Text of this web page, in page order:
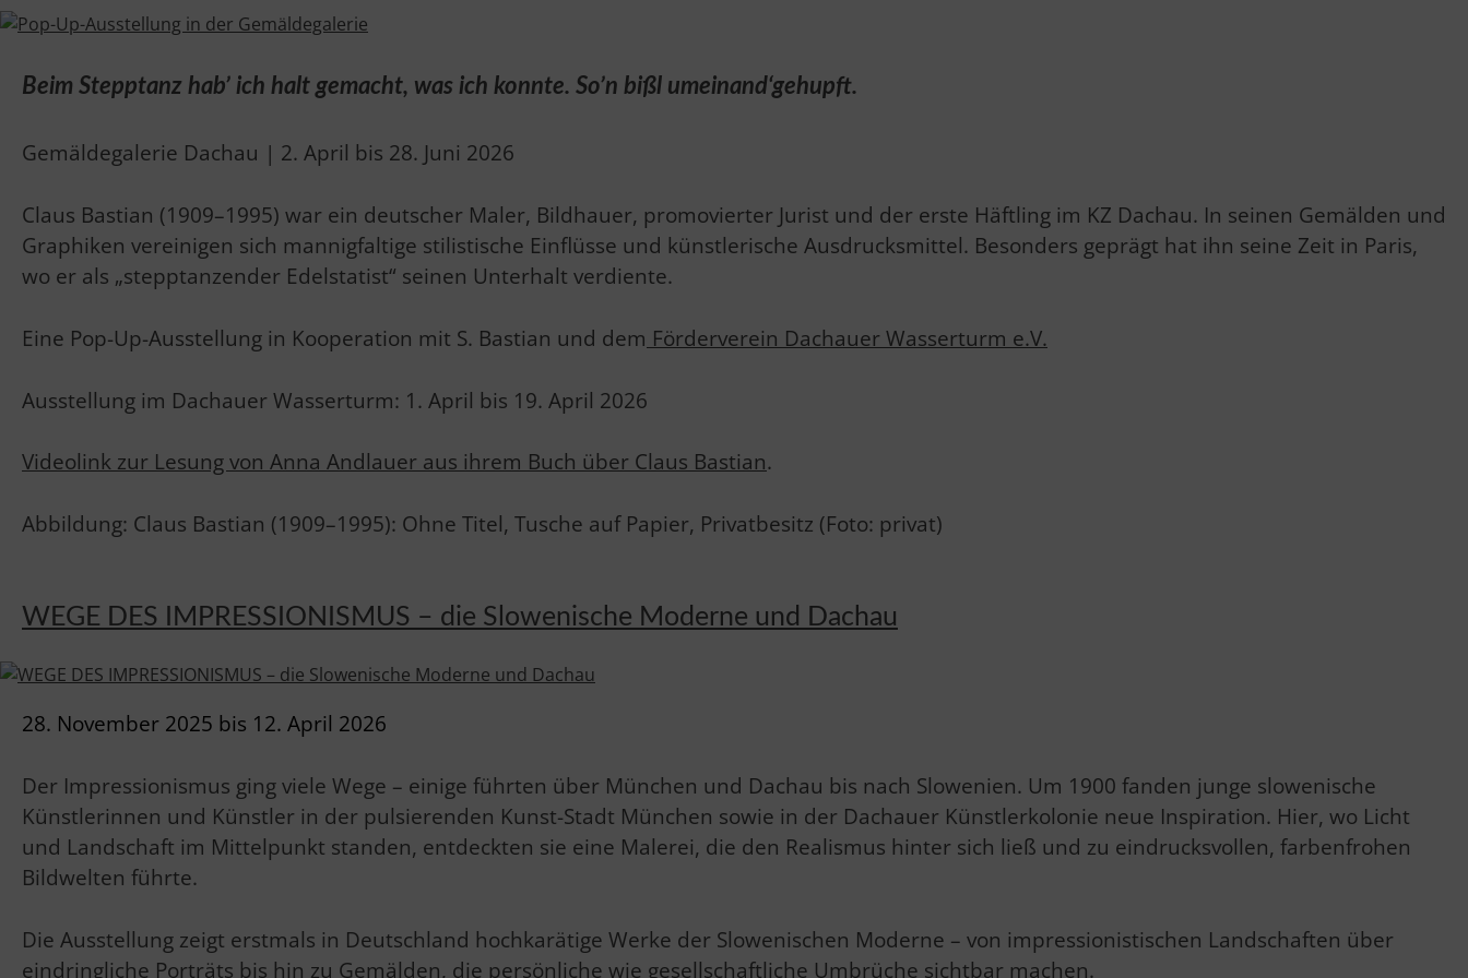
Beim Stepptanz hab’ ich halt gemacht, was ich konnte. So’n bißl umeinand‘gehupft.
Gemäldegalerie Dachau | 2. April bis 28. Juni 2026
Claus Bastian (1909–1995) war ein deutscher Maler, Bildhauer, promovierter Jurist und der erste Häftling im KZ Dachau. In seinen Gemälden und
Graphiken vereinigen sich mannigfaltige stilistische Einflüsse und künstlerische Ausdrucksmittel. Besonders geprägt hat ihn seine Zeit in Paris,
wo er als „stepptanzender Edelstatist“ seinen Unterhalt verdiente.
Eine Pop-Up-Ausstellung in Kooperation mit S. Bastian und dem Förderverein Dachauer Wasserturm e.V.
Ausstellung im Dachauer Wasserturm: 1. April bis 19. April 2026
Videolink zur Lesung von Anna Andlauer aus ihrem Buch über Claus Bastian.
Abbildung: Claus Bastian (1909–1995): Ohne Titel, Tusche auf Papier, Privatbesitz (Foto: privat)
WEGE DES IMPRESSIONISMUS – die Slowenische Moderne und Dachau
28. November 2025 bis 12. April 2026
Der Impressionismus ging viele Wege – einige führten über München und Dachau bis nach Slowenien. Um 1900 fanden junge slowenische
Künstlerinnen und Künstler in der pulsierenden Kunst-Stadt München sowie in der Dachauer Künstlerkolonie neue Inspiration. Hier, wo Licht
und Landschaft im Mittelpunkt standen, entdeckten sie eine Malerei, die den Realismus hinter sich ließ und zu eindrucksvollen, farbenfrohen
Bildwelten führte.
Die Ausstellung zeigt erstmals in Deutschland hochkarätige Werke der Slowenischen Moderne – von impressionistischen Landschaften über
eindringliche Porträts bis hin zu Gemälden, die persönliche wie gesellschaftliche Umbrüche sichtbar machen.